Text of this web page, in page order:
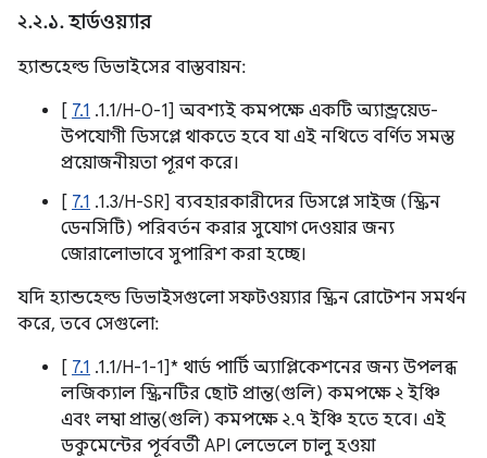
২.২.১.হার্ডওয়্যার
হ্যান্ডহেল্ড ডিভাইসের বাস্তবায়ন:
[ 7.1 .1.1/H-0-1] অবশ্যই কমপক্ষে একটি অ্যান্ড্রয়েড-
উপযোগী ডিসপ্লে থাকতে হবে যা এই নথিতে বর্ণিত সমস্ত
প্রয়োজনীয়তা পূরণ করে।
[ 7.1 .1.3/H-SR] ব্যবহারকারীদের ডিসপ্লে সাইজ (স্ক্রিন
ডেনসিটি) পরিবর্তন করার সুযোগ দেওয়ার জন্য
জোরালোভাবে সুপারিশ করা হচ্ছে।
যদি হ্যান্ডহেল্ড ডিভাইসগুলো সফটওয়্যার স্ক্রিন রোটেশন সমর্থন
করে, তবে সেগুলো:
[ 7.1 .1.1/H-1-1]* থার্ড পার্টি অ্যাপ্লিকেশনের জন্য উপলব্ধ
লজিক্যাল স্ক্রিনটির ছোট প্রান্ত(গুলি) কমপক্ষে ২ ইঞ্চি
এবং লম্বা প্রান্ত(গুলি) কমপক্ষে ২.৭ ইঞ্চি হতে হবে। এই
ডকুমেন্টের পূর্ববর্তী API লেভেলে চালু হওয়া